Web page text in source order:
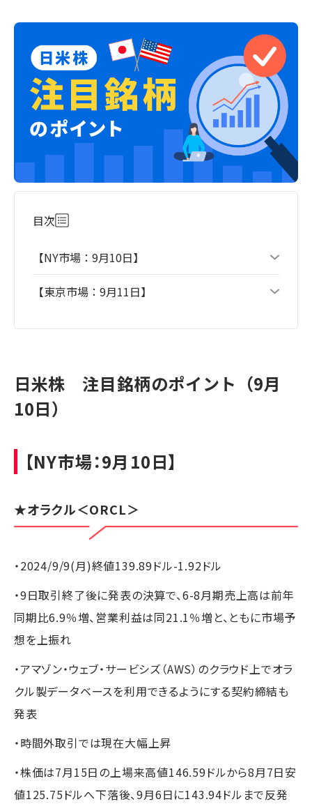
目次
【NY市場：9月10日】
【東京市場：9月11日】
日米株 注目銘柄のポイント（9月
10日）
【NY市場：9月10日】
★オラクル＜ORCL＞
・2024/9/9(月)終値139.89ドル-1.92ドル
・9日取引終了後に発表の決算で、6-8月期売上高は前年
同期比6.9％増、営業利益は同21.1％増と、ともに市場予
想を上振れ
・アマゾン・ウェブ・サービシズ（AWS）のクラウド上でオラ
クル製データベースを利用できるようにする契約締結も
発表
・時間外取引では現在大幅上昇
・株価は7月15日の上場来高値146.59ドルから8月7日安
値125.75ドルへ下落後、9月6日に143.94ドルまで反発